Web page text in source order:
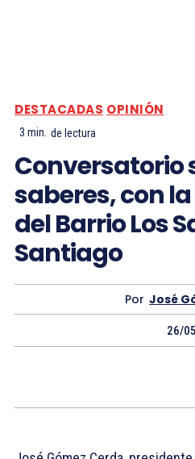
DESTACADAS OPINIÓN
3 min. de lectura
Conversatorio
saberes, con
del Barrio Los
Santiago
Por José
26/